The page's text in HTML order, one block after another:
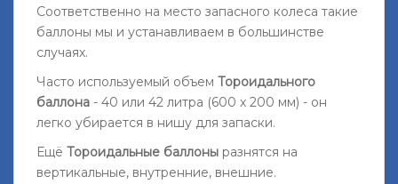
Соответственно на место запасного колеса такие
баллоны мы и устанавливаем в большинстве
случаях.
Часто используемый объем Тороидального
баллона - 40 или 42 литра (600 х 200 мм) - он
легко убирается в нишу для запаски.
Ещё Тороидальные баллоны разнятся на
вертикальные, внутренние, внешние.